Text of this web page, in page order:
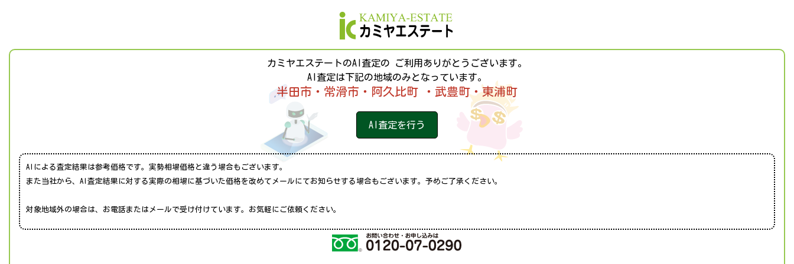
カミヤエステートのAI査定の ご利用ありがとうございます。
AI査定は下記の地域のみとなっています。
半田市・常滑市・阿久比町 ・武豊町・東浦町
AI査定を行う
AIによる査定結果は参考価格です。実勢相場価格と違う場合もございます。
また当社から、AI査定結果に対する実際の相場に基づいた価格を改めてメールにてお知らせする場合もございます。予めご了承ください。
対象地域外の場合は、お電話またはメールで受け付けています。お気軽にご依頼ください。